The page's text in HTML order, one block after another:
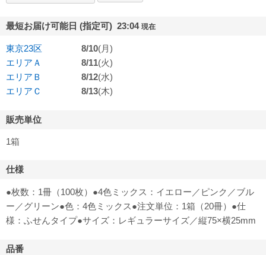
最短お届け可能日 (指定可) 23:04 現在
東京23区 8/10(月)
エリアＡ
8/11(火)
エリアＢ
8/12(水)
エリアＣ
8/13(木)
販売単位
1箱
仕様
●枚数：1冊（100枚）●4色ミックス：イエロー／ピンク／ブル
ー／グリーン●色：4色ミックス●注文単位：1箱（20冊）●仕
様：ふせんタイプ●サイズ：レギュラーサイズ／縦75×横25mm
品番